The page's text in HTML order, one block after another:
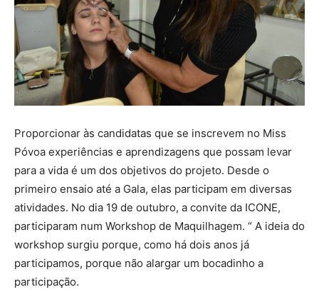
Proporcionar às candidatas que se inscrevem no Miss
Póvoa experiências e aprendizagens que possam levar
para a vida é um dos objetivos do projeto. Desde o
primeiro ensaio até a Gala, elas participam em diversas
atividades. No dia 19 de outubro, a convite da ICONE,
participaram num Workshop de Maquilhagem. “ A ideia do
workshop surgiu porque, como há dois anos já
participamos, porque não alargar um bocadinho a
participação.